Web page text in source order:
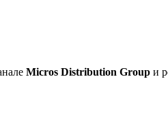
Micros Distribution Group и